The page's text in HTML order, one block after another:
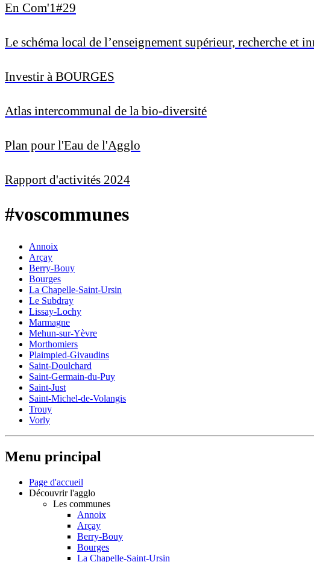
En Com'1#29
Le schéma local de l’enseignement supérieur, recherche et
Investir à BOURGES
Atlas intercommunal de la bio-diversité
Plan pour l'Eau de l'Agglo
Rapport d'activités 2024
#voscommunes
Annoix
Arçay
Berry-Bouy
Bourges
La Chapelle-Saint-Ursin
Le Subdray
Lissay-Lochy
Marmagne
Mehun-sur-Yèvre
Morthomiers
Plaimpied-Givaudins
Saint-Doulchard
Saint-Germain-du-Puy
Saint-Just
Saint-Michel-de-Volangis
Trouy
Vorly
Menu principal
Page d'accueil
Découvrir l'agglo
Les communes
Annoix
Arçay
Berry-Bouy
Bourges
La Chapelle-Saint-Ursin